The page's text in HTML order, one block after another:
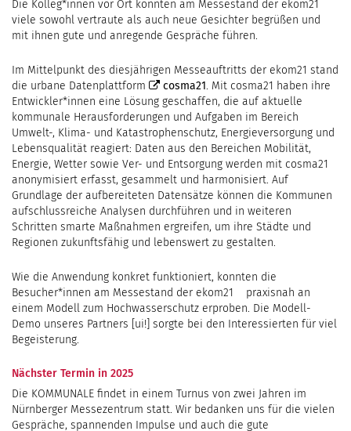
Die Kolleg*innen vor Ort konnten am Messestand der ekom21
viele sowohl vertraute als auch neue Gesichter begrüßen und
mit ihnen gute und anregende Gespräche führen.
Im Mittelpunkt des diesjährigen Messeauftritts der ekom21 stand
die urbane Datenplattform
cosma21. Mit cosma21 haben ihre
Entwickler*innen eine Lösung geschaffen, die auf aktuelle
kommunale Herausforderungen und Aufgaben im Bereich
Umwelt-, Klima- und Katastrophenschutz, Energieversorgung und
Lebensqualität reagiert: Daten aus den Bereichen Mobilität,
Energie, Wetter sowie Ver- und Entsorgung werden mit cosma21
anonymisiert erfasst, gesammelt und harmonisiert. Auf
Grundlage der aufbereiteten Datensätze können die Kommunen
aufschlussreiche Analysen durchführen und in weiteren
Schritten smarte Maßnahmen ergreifen, um ihre Städte und
Regionen zukunftsfähig und lebenswert zu gestalten.
Wie die Anwendung konkret funktioniert, konnten die
Besucher*innen am Messestand der ekom21 praxisnah an
einem Modell zum Hochwasserschutz erproben. Die Modell-
Demo unseres Partners [ui!] sorgte bei den Interessierten für viel
Begeisterung.
Nächster Termin in 2025
Die KOMMUNALE findet in einem Turnus von zwei Jahren im
Nürnberger Messezentrum statt. Wir bedanken uns für die vielen
Gespräche, spannenden Impulse und auch die gute